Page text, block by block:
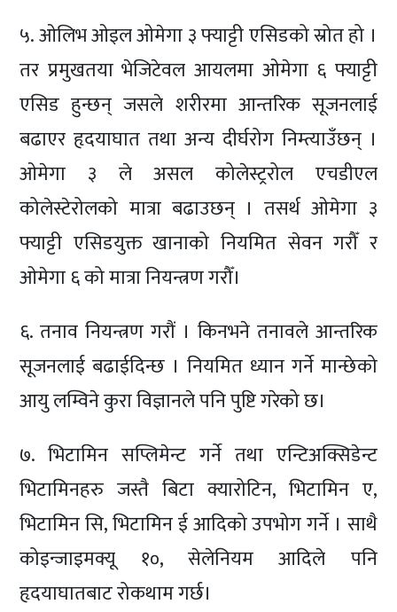
५. ओलिभ ओइल ओमेगा ३ फ्याट्टी एसिडको स्रोत हो ।
तर प्रमुखतया भेजिटेवल आयलमा ओमेगा ६ फ्याट्टी
एसिड हुन्छन् जसले शरीरमा आन्तरिक सूजनलाई
बढाएर हृदयाघात तथा अन्य दीर्घरोग निम्त्याउँछन् ।
ओमेगा ३ ले असल कोलेस्ट्ररोल एचडीएल
कोलेस्टेरोलको मात्रा बढाउछन् । तसर्थ ओमेगा ३
फ्याट्टी एसिडयुक्त खानाको नियमित सेवन गरौँ र
ओमेगा ६ को मात्रा नियन्त्रण गरौँ।
६. तनाव नियन्त्रण गरौं । किनभने तनावले आन्तरिक
सूजनलाई बढाईदिन्छ । नियमित ध्यान गर्ने मान्छेको
आयु लम्विने कुरा विज्ञानले पनि पुष्टि गरेको छ।
७. भिटामिन सप्लिमेन्ट गर्ने तथा एन्टिअक्सिडेन्ट
भिटामिनहरु जस्तै बिटा क्यारोटिन, भिटामिन ए,
भिटामिन सि, भिटामिन ई आदिको उपभोग गर्ने । साथै
कोइन्जाइमक्यू १०, सेलेनियम आदिले पनि
हृदयाघातबाट रोकथाम गर्छ।